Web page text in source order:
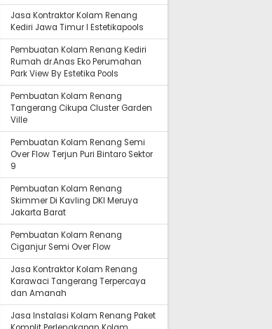
Jasa Kontraktor Kolam Renang
Kediri Jawa Timur I Estetikapools
Pembuatan Kolam Renang Kediri
Rumah dr.Anas Eko Perumahan
Park View By Estetika Pools
Pembuatan Kolam Renang
Tangerang Cikupa Cluster Garden
Ville
Pembuatan Kolam Renang Semi
Over Flow Terjun Puri Bintaro Sektor
9
Pembuatan Kolam Renang
Skimmer Di Kavling DKI Meruya
Jakarta Barat
Pembuatan Kolam Renang
Ciganjur Semi Over Flow
Jasa Kontraktor Kolam Renang
Karawaci Tangerang Terpercaya
dan Amanah
Jasa Instalasi Kolam Renang Paket